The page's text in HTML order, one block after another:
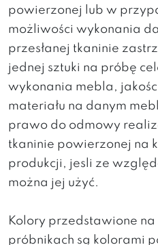
powierzonej lub w
możliwości wykonania
przesłanej tkaninie
jednej sztuki na próbę
wykonania mebla,
materiału na danym
prawo do odmowy
tkaninie powierzonej na
produkcji, jesli ze
można jej użyć.
Kolory przedstawione
próbnikach są kolorami